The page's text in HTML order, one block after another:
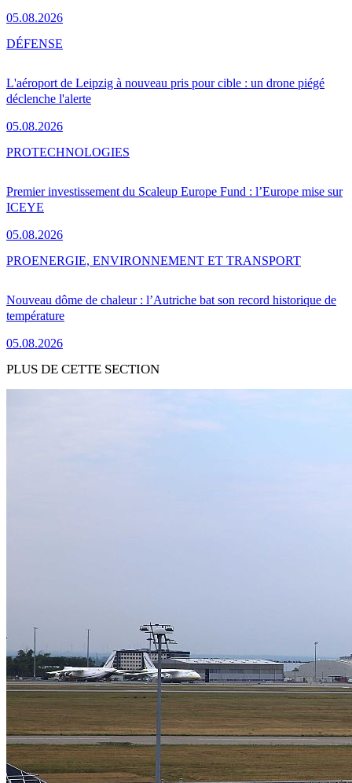
05.08.2026
L'aéroport de Leipzig à nouveau pris pour cible : un drone piégé
déclenche l'alerte
05.08.2026
DÉFENSE
Premier investissement du Scaleup Europe Fund : l’Europe mise sur
ICEYE
05.08.2026
PROTECHNOLOGIES
Nouveau dôme de chaleur : l’Autriche bat son record historique de
température
05.08.2026
PROENERGIE, ENVIRONNEMENT ET TRANSPORT
PLUS DE CETTE SECTION